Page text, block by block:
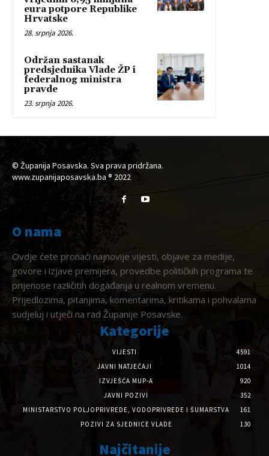
eura potpore Republike
Hrvatske
28. srpnja 2026.
Održan sastanak
predsjednika Vlade ŽP i
federalnog ministra
pravde
23. srpnja 2026.
© Županija Posavska. Sva prava pridržana.
www.zupanijaposavska.ba ® 2022
O nama
Ovdje ćete pronaći najnovije vijesti, objave za medije,
govore i izjave premijera, provedbe političkih programa te
prijenose različitih događanja u realnom vremenu.
Prijedlozima, pitanjima, komentarima, kritikama i pohvalama
sudjeluj i utječi na rad Županije Posavske.
Kategorije
VIJESTI
4591
JAVNI NATJEČAJI
1014
IZVJEŠĆA MUP-A
920
JAVNI POZIVI
352
MINISTARSTVO POLJOPRIVREDE, VODOPRIVREDE I ŠUMARSTVA
161
POZIVI ZA SJEDNICE VLADE
130
Najčitanije